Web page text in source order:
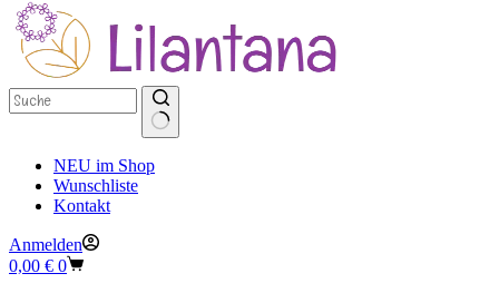
NEU im Shop
Wunschliste
Kontakt
Anmelden
Warenkorb
0,00 € 0